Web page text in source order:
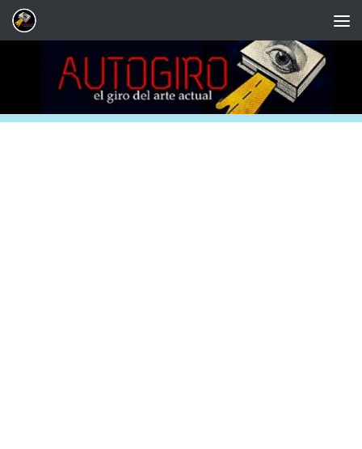
Saltar al contenido